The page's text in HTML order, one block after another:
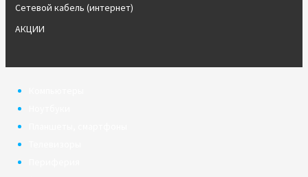
Сетевой кабель (интернет)
АКЦИИ